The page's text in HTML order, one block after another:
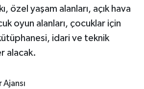
özel yaşam alanları, açık hava
oyun alanları, çocuklar için
idari ve teknik
alacak.
Ajansı